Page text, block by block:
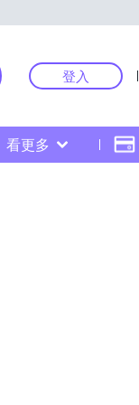
登入
看更多